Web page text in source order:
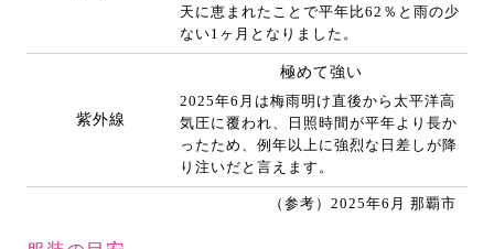
天に恵まれたことで平年比62％と雨の少
ない1ヶ月となりました。
紫外線
極めて強い
2025年6月は梅雨明け直後から太平洋高
気圧に覆われ、日照時間が平年より長か
ったため、例年以上に強烈な日差しが降
り注いだと言えます。
（参考）2025年6月 那覇市